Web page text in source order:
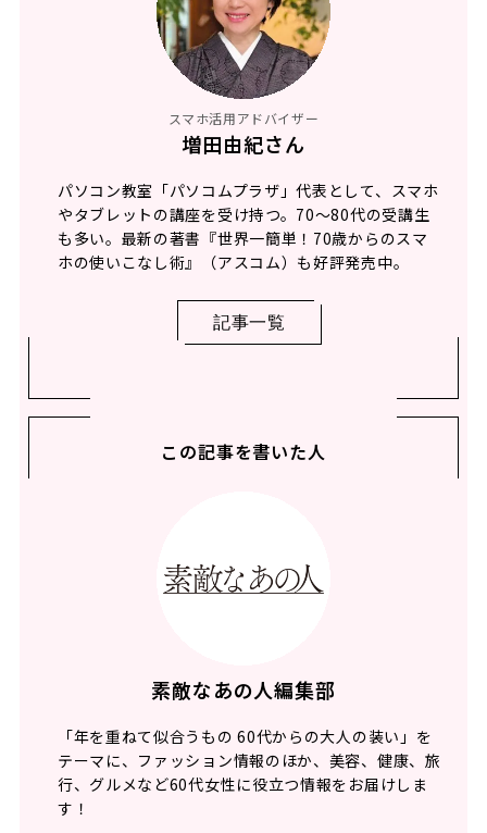
スマホ活用アドバイザー
増田由紀さん
パソコン教室「パソコムプラザ」代表として、スマホ
やタブレットの講座を受け持つ。70～80代の受講生
も多い。最新の著書『世界一簡単！70歳からのスマ
ホの使いこなし術』（アスコム）も好評発売中。
記事一覧
この記事を書いた人
素敵なあの人編集部
「年を重ねて似合うもの 60代からの大人の装い」を
テーマに、ファッション情報のほか、美容、健康、旅
行、グルメなど60代女性に役立つ情報をお届けしま
す！